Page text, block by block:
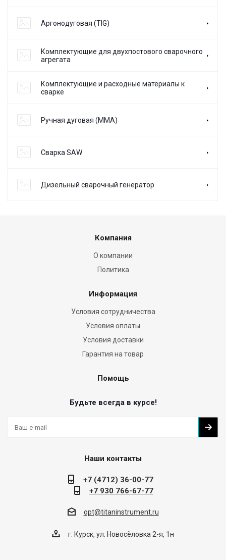
Аргонодуговая (TIG)
Комплектующие для двухпостового сварочного
агрегата
Комплектующие и расходные материалы к
сварке
Ручная дуговая (MMA)
Сварка SAW
Дизельный сварочный генератор
Компания
О компании
Политика
Информация
Условия сотрудничества
Условия оплаты
Условия доставки
Гарантия на товар
Помощь
Будьте всегда в курсе!
Наши контакты
+7 (4712) 36-00-77
+7 930 766-67-77
opt@titaninstrument.ru
г. Курск, ул. Новосёловка 2-я, 1н